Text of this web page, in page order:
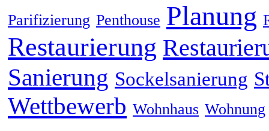
Parifizierung Penthouse Planung
Restaurierung
Sanierung Sockelsanierung
Wettbewerb Wohnhaus Wohnung